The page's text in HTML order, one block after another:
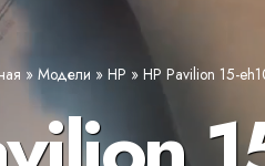
» Модели » HP » HP Pavilion 15-